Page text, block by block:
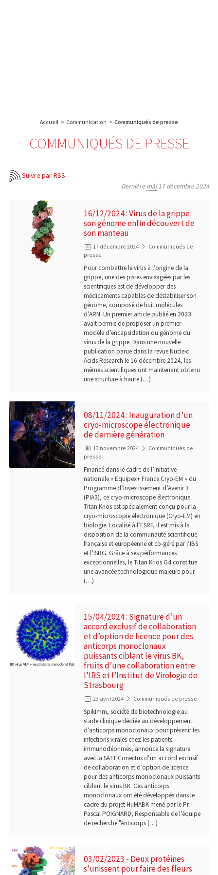
FRANCE
Accueil > Communication > Communiqués de presse
COMMUNIQUÉS DE PRESSE
Suivre par RSS
Dernière màj17 décembre 2024
16/12/2024 : Virus de la grippe :
son génome enfin découvert de
son manteau
17 décembre 2024
Communiqués de
presse
Pour combattre le virus à l’origine de la
grippe, une des pistes envisagées par les
scientifiques est de développer des
médicaments capables de déstabiliser son
génome, composé de huit molécules
d’ARN. Un premier article publié en 2023
avait permis de proposer un premier
modèle d’encapsidation du génome du
virus de la grippe. Dans une nouvelle
publication parue dans la revue Nucleic
Acids Research le 16 décembre 2024, les
mêmes scientifiques ont maintenant obtenu
une structure à haute (…)
08/11/2024 : Inauguration d’un
cryo-microscope électronique
de dernière génération
13 novembre 2024
Communiqués de
presse
Financé dans le cadre de l’initiative
nationale « Equipex+ France Cryo-EM » du
Programme d’Investissement d’Avenir 3
(PIA3), ce cryo-microscope électronique
Titan Krios est spécialement conçu pour la
cryo-microscopie électronique (Cryo-EM) en
biologie. Localisé à l’ESRF, il est mis à la
disposition de la communauté scientifique
française et européenne et co-géré par l’IBS
et l’ISBG. Grâce à ses performances
exceptionnelles, le Titan Krios G4 constitue
une avancée technologique majeure pour
(…)
15/04/2024 : Signature d’un
accord exclusif de collaboration
et d’option de licence pour des
anticorps monoclonaux
puissants ciblant le virus BK,
fruits d’une collaboration entre
l’IBS et l’Institut de Virologie de
Strasbourg
23 avril 2024 Communiqués de presse
SpikImm, société de biotechnologie au
stade clinique dédiée au développement
d’anticorps monoclonaux pour prévenir les
infections virales chez les patients
immunodéprimés, annonce la signature
avec la SATT Conectus d’un accord exclusif
de collaboration et d’option de licence
pour des anticorps monoclonaux puissants
ciblant le virus BK. Ces anticorps
monoclonaux ont été développés dans le
cadre du projet HuMABK mené par le Pr.
Pascal POIGNARD, Responsable de l’équipe
de recherche "Anticorps (…)
03/02/2023 - Deux protéines
s’unissent pour faire des fleurs